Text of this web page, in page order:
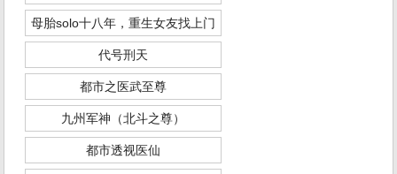
母胎solo十八年，重生女友找上门
代号刑天
都市之医武至尊
九州军神（北斗之尊）
都市透视医仙